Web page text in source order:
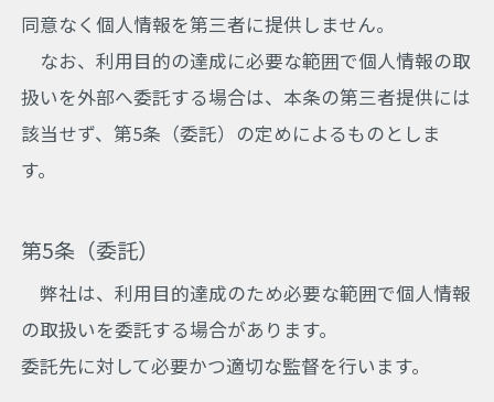
同意なく個人情報を第三者に提供しません。
なお、利用目的の達成に必要な範囲で個人情報の取
扱いを外部へ委託する場合は、本条の第三者提供には
該当せず、第5条（委託）の定めによるものとしま
す。
第5条（委託）
弊社は、利用目的達成のため必要な範囲で個人情報
の取扱いを委託する場合があります。
委託先に対して必要かつ適切な監督を行います。